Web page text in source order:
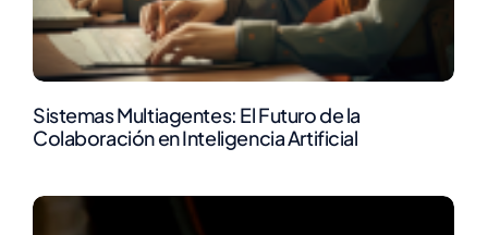
Sistemas Multiagentes: El Futuro de la
Colaboración en Inteligencia Artificial